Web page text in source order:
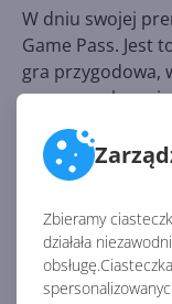
Zbieramy
działała
W dniu swojej
Game Pass. Jest
gra przygodowa,
programu
układ słoneczny
produkcję
Beacon 38 czy
Full Metal
Gra twórców